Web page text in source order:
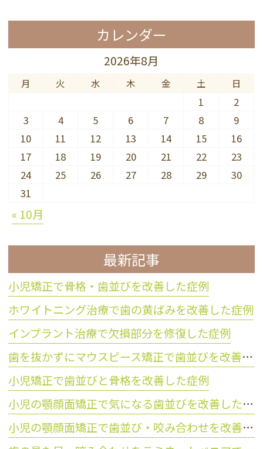
カレンダー
2026年8月
月 火 水 木 金 土 日
1
2
3
4 5 6 7 8
9
10
11 12 13 14 15
16
17
18 19 20 21 22
23
24
25 26 27 28 29
30
31
« 10月
最新記事
小児矯正で骨格・歯並びを改善した症例
ホワイトニング治療で歯の黄ばみを改善した症例
インプラント治療で欠損部分を修復した症例
歯を抜かずにマウスピース矯正で歯並びを改善した症例
小児矯正で歯並びと骨格を改善した症例
小児の顎顔面矯正で気になる歯並びを改善した症例
小児の顎顔面矯正で歯並び・咬み合わせを改善した症例